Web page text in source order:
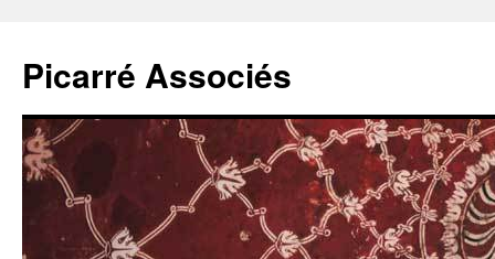
Picarré Associés